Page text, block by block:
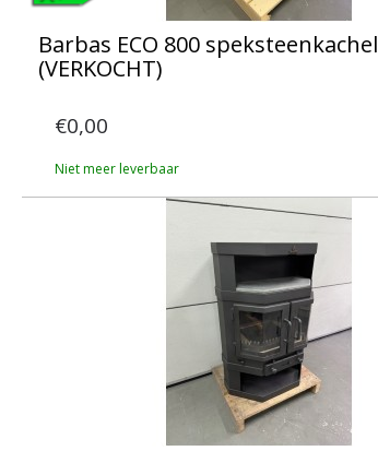
Barbas ECO 800 speksteenkachel
(VERKOCHT)
€0,00
Niet meer leverbaar